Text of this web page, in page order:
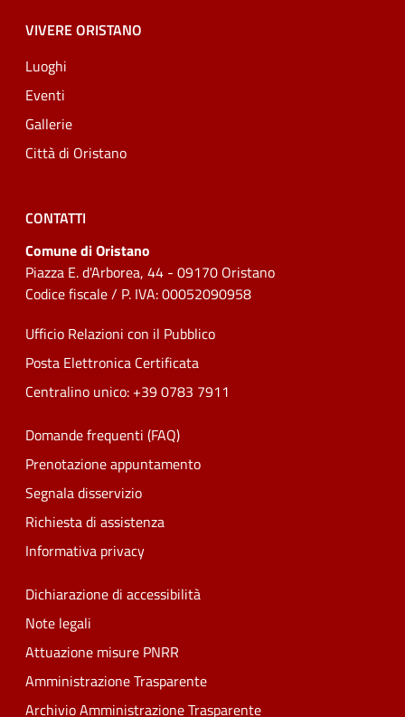
VIVERE ORISTANO
Luoghi
Eventi
Gallerie
Città di Oristano
CONTATTI
Comune di Oristano
Piazza E. d'Arborea, 44 - 09170 Oristano
Codice fiscale / P. IVA: 00052090958
Ufficio Relazioni con il Pubblico
Posta Elettronica Certificata
Centralino unico: +39 0783 7911
Domande frequenti (FAQ)
Prenotazione appuntamento
Segnala disservizio
Richiesta di assistenza
Informativa privacy
Dichiarazione di accessibilità
Note legali
Attuazione misure PNRR
Amministrazione Trasparente
Archivio Amministrazione Trasparente